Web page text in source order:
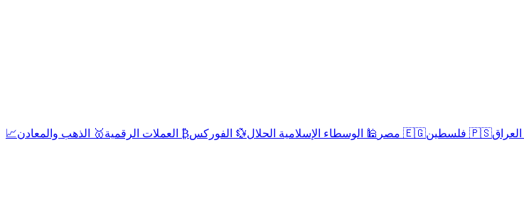
🇵🇸 فلسطين 🇪🇬 مصر 🕌 الوسطاء الإسلامية الحلال💱 الفوركس₿ العملات الرقمية🥇 الذهب والمعادن📈